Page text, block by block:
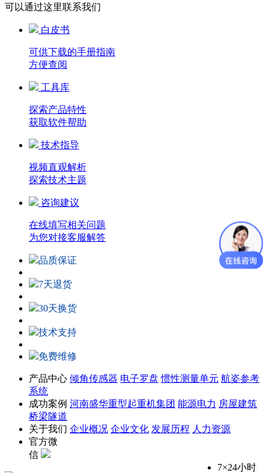
可以通过这里联系我们
白皮书
可供下载的手册指南
方便查阅
工具库
探索产品特性
获取软件帮助
技术指导
视频直观解析
探索技术主题
咨询建议
在线填写相关问题
为您对接客服解答
品质保证
7天退货
30天换货
技术支持
免费维修
产品中心 倾角传感器 电子罗盘 惯性测量单元 航姿参考
系统
成功案例 河南盛华重型起重机集团 能源电力 房屋建筑
桥梁隧道
关于我们 企业概况 企业文化 发展历程 人力资源
官方微
信
7×24小时